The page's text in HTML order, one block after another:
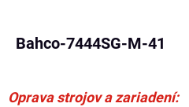
Bahco-7444SG-M-41
Oprava strojov a zariadení: